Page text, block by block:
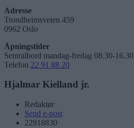
Adresse
Trondheimsveien 459
0962 Oslo
Åpningstider
Sentralbord mandag-fredag 08.30-16.30
Telefon 22 91 88 20
Hjalmar Kielland jr.
Redaktør
Send e-post
22918830